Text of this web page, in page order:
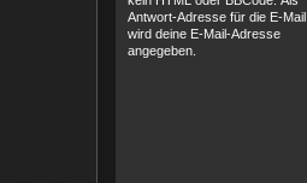
Antwort-Adresse für die E-Mail
wird deine E-Mail-Adresse
angegeben.